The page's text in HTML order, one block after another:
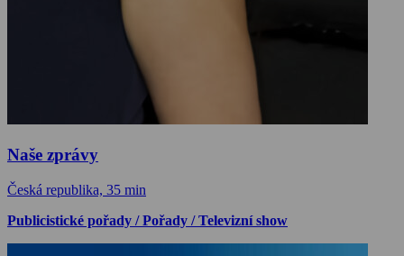
Naše zprávy
Česká republika, 35 min
Publicistické pořady / Pořady / Televizní show